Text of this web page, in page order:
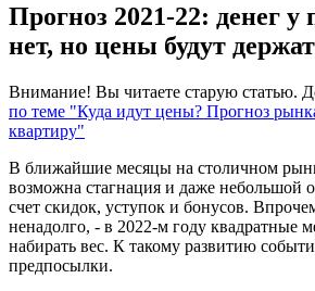
Прогноз 2021-22: денег у
нет, но цены будут
Внимание! Вы читаете старую статью.
по теме "Куда идут цены? Прогноз
квартиру"
В ближайшие месяцы на столичном
возможна стагнация и даже небольшой
счет скидок, уступок и бонусов.
ненадолго, - в 2022-м году квадратные
набирать вес. К такому развитию
предпосылки.